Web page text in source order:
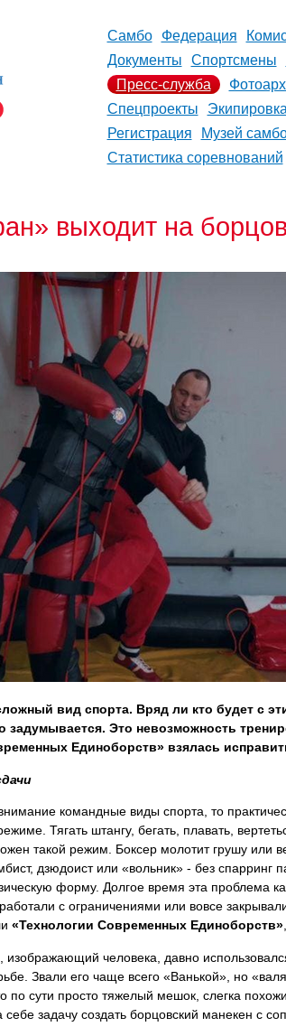
Самбо Федерация
Документы
Спортсмены
Пресс-служба
Спецпроекты
Регистрация
Музей
Статистика соревнований
выходит на
вид спорта. Вряд ли кто будет с
задумывается. Это невозможность
Единоборств» взялась
командные виды спорта, то
Тягать штангу, бегать, плавать,
такой режим. Боксер молотит грушу или
дзюдоист или «вольник» - без спарринг
форму. Долгое время эта проблема
с ограничениями или вовсе
«Технологии Современных Единоборств»
человека, давно
Звали его чаще всего «Ванькой», но
по сути просто тяжелый мешок, слегка
задачу создать борцовский манекен с